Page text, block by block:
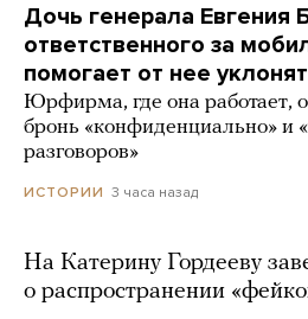
Дочь генерала Евгения
ответственного за
помогает от нее
Юрфирма, где она работает,
бронь «конфиденциально» и
разговоров»
ИСТОРИИ 3 часа назад
На Катерину Гордееву
о распространении